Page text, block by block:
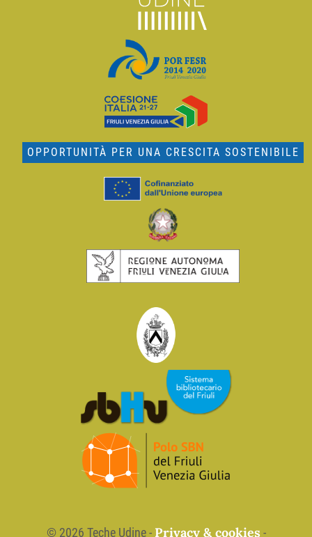
OPPORTUNITÀ PER UNA CRESCITA SOSTENIBILE
© 2026 Teche Udine - Privacy & cookies-